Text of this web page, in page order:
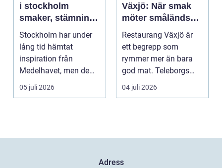
i stockholm
smaker, stämning
och smarta val
Stockholm har under
lång tid hämtat
inspiration från
Medelhavet, men de
senaste åren har
spanska res...
05 juli 2026
Växjö: När smak
möter småländsk
sjöutsikt
Restaurang Växjö är
ett begrepp som
rymmer mer än bara
god mat. Teleborgs
slott ...
04 juli 2026
Adress